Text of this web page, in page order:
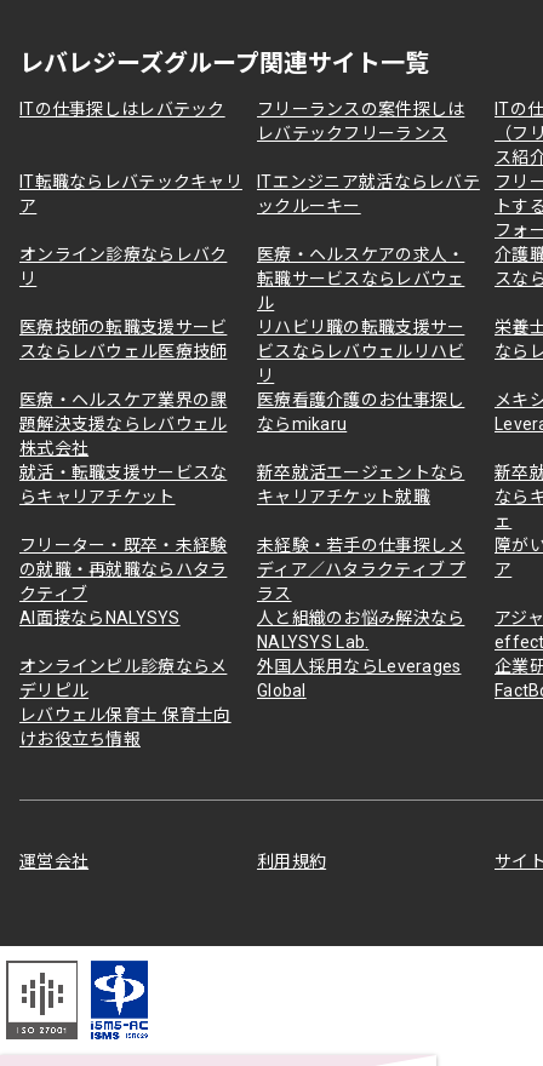
レバレジーズグループ関連サイト一覧
ITの仕事探しはレバテック
フリーランスの案件探しは
レバテックフリーランス
ITの
（フ
ス紹
IT転職ならレバテックキャリ
ア
ITエンジニア就活ならレバテ
ックルーキー
フリ
トす
フォ
オンライン診療ならレバク
リ
医療・ヘルスケアの求人・
転職サービスならレバウェ
ル
介護
スな
医療技師の転職支援サービ
スならレバウェル医療技師
リハビリ職の転職支援サー
ビスならレバウェルリハビ
リ
栄養
なら
医療・ヘルスケア業界の課
題解決支援ならレバウェル
株式会社
医療看護介護のお仕事探し
ならmikaru
メキ
就活・転職支援サービスな
らキャリアチケット
新卒就活エージェントなら
キャリアチケット就職
新卒
なら
ェ
フリーター・既卒・未経験
の就職・再就職ならハタラ
クティブ
未経験・若手の仕事探しメ
ディア／ハタラクティブ プ
ラス
障が
ア
AI面接ならNALYSYS
人と組織のお悩み解決なら
NALYSYS Lab.
アジ
オンラインピル診療ならメ
デリピル
外国人採用ならLeverages
Global
企業
レバウェル保育士 保育士向
けお役立ち情報
運営会社 利用規約 サイ